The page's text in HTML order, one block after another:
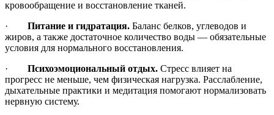
кровообращение и восстановление тканей.
· Питание и гидратация. Баланс белков, углеводов и
жиров, а также достаточное количество воды — обязательные
условия для нормального восстановления.
· Психоэмоциональный отдых. Стресс влияет на
прогресс не меньше, чем физическая нагрузка. Расслабление,
дыхательные практики и медитация помогают нормализовать
нервную систему.